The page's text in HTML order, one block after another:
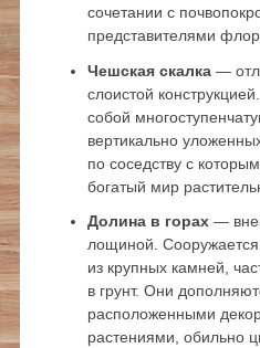
сочетании с
представителями
Чешская скалка—
слоистой
собой
вертикально
по соседству с
богатый мир
Долина в горах—
лощиной.
из крупных камней,
в грунт. Они
расположенными
растениями, обильно